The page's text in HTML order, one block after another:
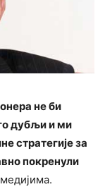
не би
дубљи и ми
стратегије за
покренули